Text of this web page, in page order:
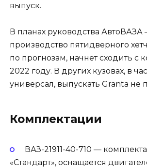
выпуск.
В планах руководства АвтоВАЗА
производство пятидверного
по прогнозам, начнет сходить с
2022 году. В других кузовах, в
универсал, выпускать Granta не
Комплектации
ВАЗ-21911-40-710 —
«Стандарт», оснащается